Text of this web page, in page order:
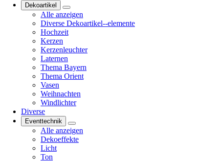
Dekoartikel
Alle anzeigen
Diverse Dekoartikel--elemente
Hochzeit
Kerzen
Kerzenleuchter
Laternen
Thema Bayern
Thema Orient
Vasen
Weihnachten
Windlichter
Diverse
Eventtechnik
Alle anzeigen
Dekoeffekte
Licht
Ton